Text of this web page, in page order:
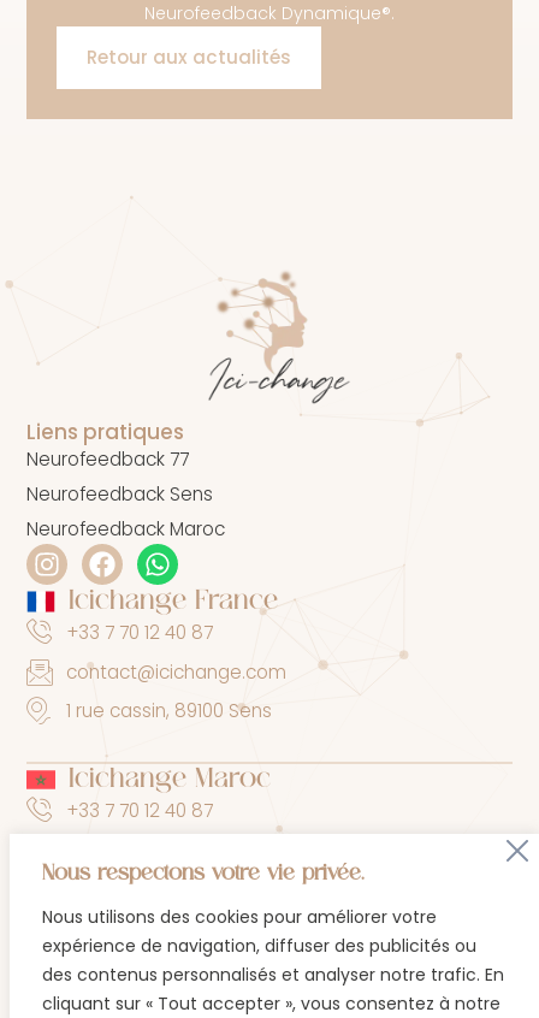
Nous respectons votre vie privée.
Nous utilisons des cookies pour améliorer votre
expérience de navigation, diffuser des publicités ou
des contenus personnalisés et analyser notre trafic. En
cliquant sur « Tout accepter », vous consentez à notre
Neurofeedback Dynamique®.
Retour aux actualités
Liens pratiques
Neurofeedback 77
Neurofeedback Sens
Neurofeedback Maroc
Icichange France
+33 7 70 12 40 87
contact@icichange.com
1 rue cassin, 89100 Sens
Icichange Maroc
+33 7 70 12 40 87
15 bis rue du lieutenant lamure, Marrakech
Mentions légales
Politique de confidentialité